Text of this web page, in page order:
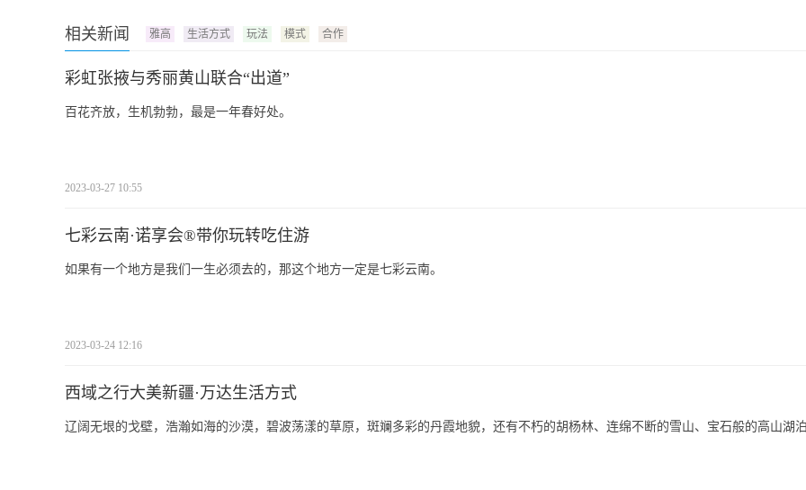
相关新闻 雅高 生活方式 玩法 模式 合作
彩虹张掖与秀丽黄山联合“出道”
百花齐放，生机勃勃，最是一年春好处。
2023-03-27 10:55
七彩云南·诺享会®带你玩转吃住游
如果有一个地方是我们一生必须去的，那这个地方一定是七彩云南。
2023-03-24 12:16
西域之行大美新疆·万达生活方式
辽阔无垠的戈壁，浩瀚如海的沙漠，碧波荡漾的草原，斑斓多彩的丹霞地貌，还有不朽的胡杨林、连绵不断的雪山、宝石般的高山湖泊